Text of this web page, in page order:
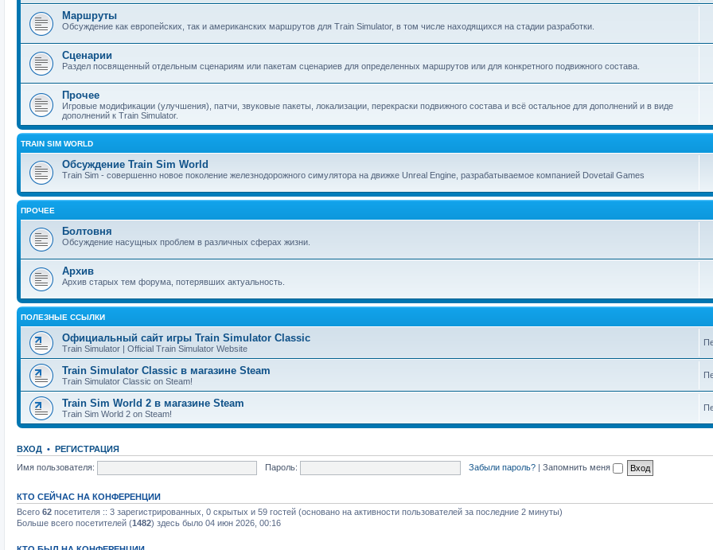
Маршруты
Обсуждение как европейских, так и американских маршрутов для Train Simulator, в том числе находящихся на стадии разработки.
Сценарии
Раздел посвященный отдельным сценариям или пакетам сценариев для определенных маршрутов или для конкретного подвижного состава.
Прочее
Игровые модификации (улучшения), патчи, звуковые пакеты, локализации, перекраски подвижного состава и всё остальное для дополнений и в виде
дополнений к Train Simulator.
TRAIN SIM WORLD
Обсуждение Train Sim World
Train Sim - совершенно новое поколение железнодорожного симулятора на движке Unreal Engine, разрабатываемое компанией Dovetail Games
ПРОЧЕЕ
Болтовня
Обсуждение насущных проблем в различных сферах жизни.
Архив
Архив старых тем форума, потерявших актуальность.
ПОЛЕЗНЫЕ ССЫЛКИ
Официальный сайт игры Train Simulator Classic
Train Simulator | Official Train Simulator Website
Train Simulator Classic в магазине Steam
Train Simulator Classic on Steam!
Train Sim World 2 в магазине Steam
Train Sim World 2 on Steam!
ВХОД • РЕГИСТРАЦИЯ
Имя пользователя:
Пароль: Забыли пароль? | Запомнить меня
КТО СЕЙЧАС НА КОНФЕРЕНЦИИ
Всего 62 посетителя :: 3 зарегистрированных, 0 скрытых и 59 гостей (основано на активности пользователей за последние 2 минуты)
Больше всего посетителей (1482) здесь было 04 июн 2026, 00:16